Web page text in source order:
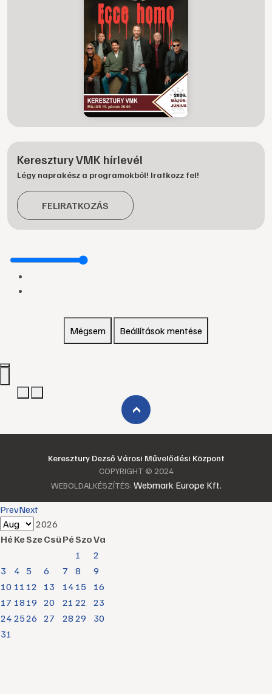
Keresztury VMK hírlevél
Légy naprakész a programokból! Iratkozz fel!
FELIRATKOZÁS
Mégsem Beállítások mentése
›
Keresztury Dezső Városi Művelődési Központ
COPYRIGHT © 2024
WEBOLDALKÉSZÍTÉS: Webmark Europe Kft.
PrevNext
2026
HéKeSzeCsüPéSzoVa
1
2
3
4 5 6 7 8
9
10 11 12 13 14 15
16
17 18 19 20 21 22
23
24 2526 27 28 29
30
31